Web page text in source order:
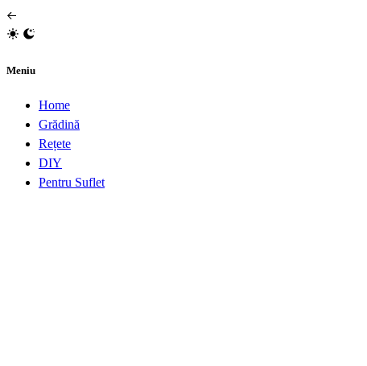
Meniu
Home
Grădină
Rețete
DIY
Pentru Suflet